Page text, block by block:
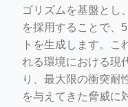
ゴリズムを基盤とし
を採用することで、
トを生成します。こ
れる環境における現
り、最大限の衝突耐
を与えてきた脅威に